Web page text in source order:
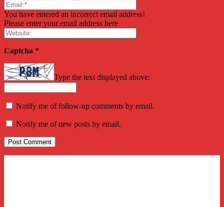
You have entered an incorrect email address!
Please enter your email address here
Captcha *
Type the text displayed above:
Notify me of follow-up comments by email.
Notify me of new posts by email.